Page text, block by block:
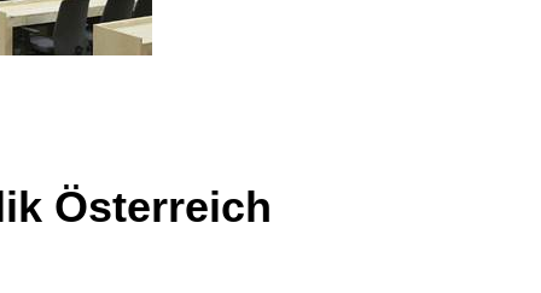
Österreich